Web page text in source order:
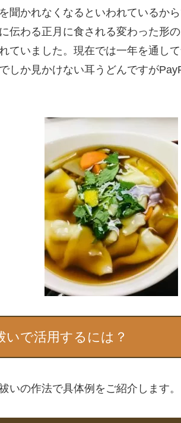
聞かれなくなるといわれているから
伝わる正月に食される変わった形
ていました。現在では一年を通して
しか見かけない耳うどんですが
で活用するには？
いの作法で具体例をご紹介します。